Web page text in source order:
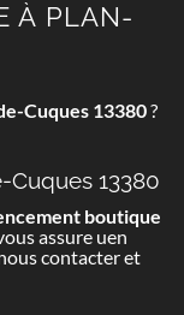
À PLAN-
Cuques 13380?
13380
boutique
assure uen
contacter et